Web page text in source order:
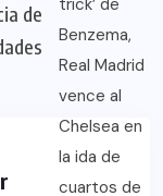
de